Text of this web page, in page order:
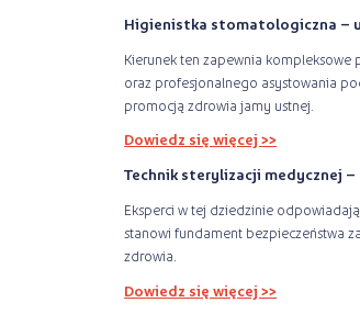
Higienistka stomatologiczna –
Kierunek ten zapewnia
oraz profesjonalnego asystowania
promocją zdrowia jamy ustnej.
Dowiedz się więcej >>
Technik sterylizacji medycznej
Eksperci w tej dziedzinie
stanowi fundament bezpieczeństwa
zdrowia.
Dowiedz się więcej >>